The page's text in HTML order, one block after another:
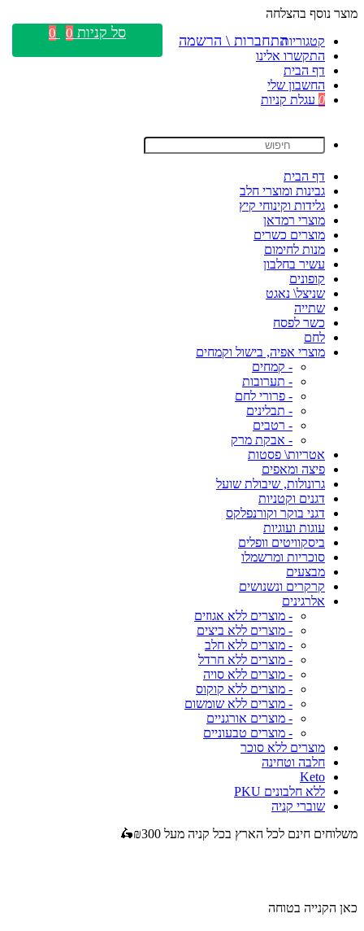
מוצר נוסף בהצלחה
קטגוריות
התקשרו אלינו
דף הבית
החשבון שלי
0 עגלת קניות
דף הבית
גבינות ומוצרי חלב
גלידות וקינוחי קיץ
מוצרי רמדאן
מוצרים כשרים
מנות לחימום
עשיר בחלבון
קופונים
שניצל\ נאגט
שתייה
כשר לפסח
לחם
מוצרי אפיה, בישול וקמחים
- קמחים
- תערובות
- פרורי לחם
- תבלינים
- רטבים
- אבקת מרק
אטריות\ פסטות
פיצה ומאפים
גרונולות, שיבולת שועל
דגנים וקטניות
דגני בוקר וקורנפלקס
עוגות ועוגיות
ביסקוויטים וופלים
סוכריות ומרשמלו
מבצעים
קרקרים ונשנושים
אלרגינים
- מוצרים ללא אגוזים
- מוצרים ללא ביצים
- מוצרים ללא חלב
- מוצרים ללא חרדל
- מוצרים ללא סויה
- מוצרים ללא קוקוס
- מוצרים ללא שומשום
- מוצרים אורגניים
- מוצרים טבעוניים
מוצרים ללא סוכר
חלבה וטחינה
Keto
ללא חלבונים PKU
שוברי קניה
משלוחים חינם לכל הארץ בכל קניה מעל ₪300🛵
כאן הקנייה בטוחה
התחברות \ הרשמה סל קניות 0
0